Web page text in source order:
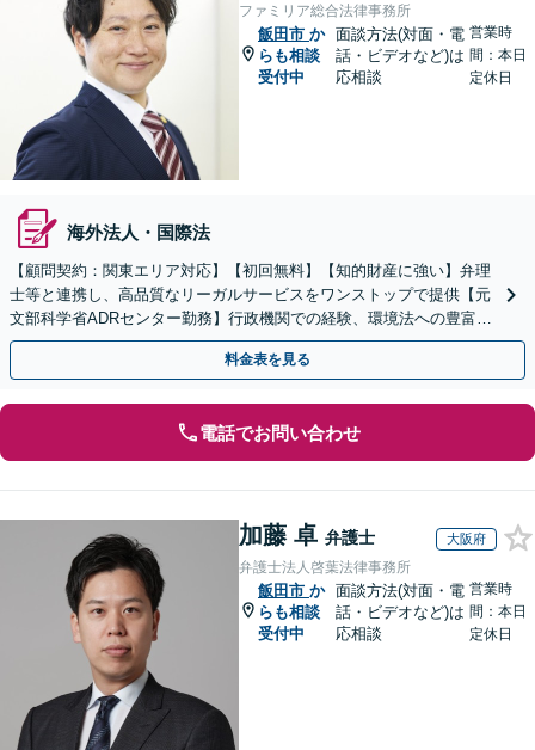
ファミリア総合法律事務所
飯田市 か
らも相談
受付中
面談方法(対面・電
話・ビデオなど)は
応相談
営業時
間：本日
定休日
海外法人・国際法
【顧問契約：関東エリア対応】【初回無料】【知的財産に強い】弁理
士等と連携し、高品質なリーガルサービスをワンストップで提供【元
文部科学省ADRセンター勤務】行政機関での経験、環境法への豊富な
知識を活かし、事業者さまの抱える問題を解決へ導きます
料金表を見る
電話でお問い合わせ
加藤 卓 弁護士 大阪府
弁護士法人啓葉法律事務所
飯田市 か
らも相談
受付中
面談方法(対面・電
話・ビデオなど)は
応相談
営業時
間：本日
定休日